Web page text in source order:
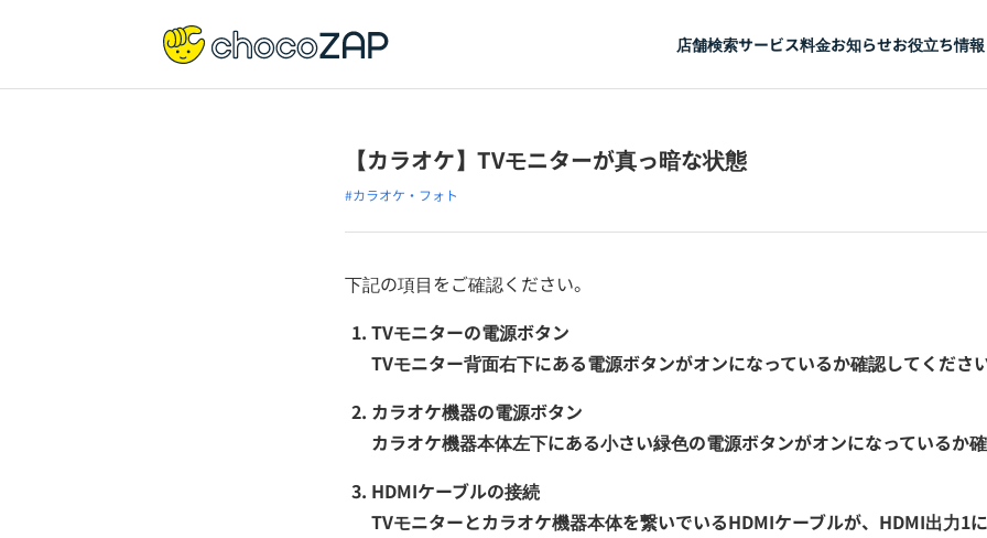
店舗検索サービス料金お知らせお役立ち情報
【カラオケ】TVモニターが真っ暗な状態
#カラオケ・フォト
下記の項目をご確認ください。
TVモニターの電源ボタン
TVモニター背面右下にある電源ボタンがオンになっているか確認してください
カラオケ機器の電源ボタン
カラオケ機器本体左下にある小さい緑色の電源ボタンがオンになっているか確
HDMIケーブルの接続
TVモニターとカラオケ機器本体を繋いでいるHDMIケーブルが、HDMI出力1